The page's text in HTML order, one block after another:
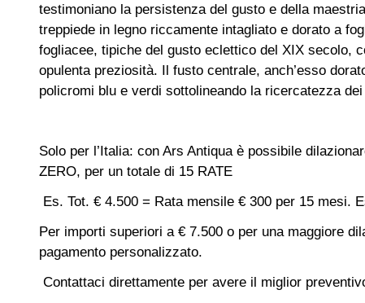
testimoniano la persistenza del gusto e della
treppiede in legno riccamente intagliato e dorato a
fogliacee, tipiche del gusto eclettico del XIX secolo,
opulenta preziosità. Il fusto centrale, anch’esso
policromi blu e verdi sottolineando la ricercatezza
Solo per l’Italia: con Ars Antiqua è possibile
ZERO, per un totale di 15 RATE
Es. Tot. € 4.500 = Rata mensile € 300 per 15 mesi.
Per importi superiori a € 7.500 o per una maggiore
pagamento personalizzato.
Contattaci direttamente per avere il miglior